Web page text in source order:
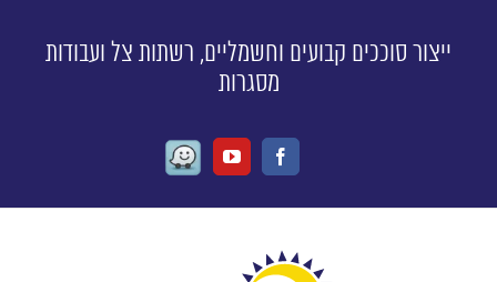
ייצור סוככים קבועים וחשמליים, רשתות צל ועבודות
מסגרות
Facebook
Youtube
Waze